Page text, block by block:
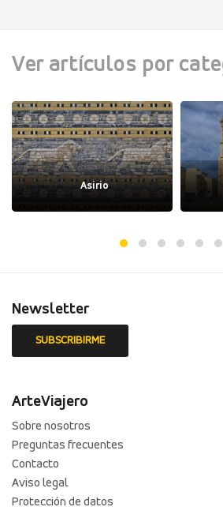
Ver artículos por
Asirio
Newsletter
ArteViajero
Sobre nosotros
Preguntas frecuentes
Contacto
Aviso legal
Protección de datos